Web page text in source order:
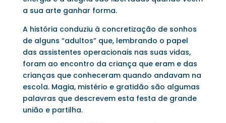
a sua arte ganhar forma.
A história conduziu à concretização de sonhos
de alguns “adultos” que, lembrando o papel
das assistentes operacionais nas suas vidas,
foram ao encontro da criança que eram e das
crianças que conheceram quando andavam na
escola. Magia, mistério e gratidão são algumas
palavras que descrevem esta festa de grande
união e partilha.